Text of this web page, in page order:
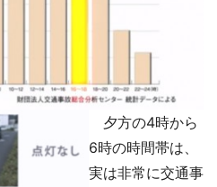
夕方の4時から
6時の時間帯は、
実は非常に交通事